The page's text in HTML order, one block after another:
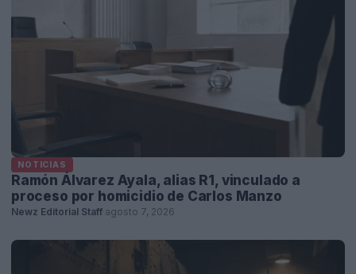
NOTICIAS
Ramón Álvarez Ayala, alias R1, vinculado a
proceso por homicidio de Carlos Manzo
Newz Editorial Staff agosto 7, 2026